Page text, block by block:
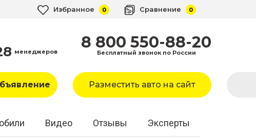
Избранное 0 Сравнение 0
менеджеров 8 800 550-88-20
Бесплатный звонок по России
Разместить авто на сайт
Видео Отзывы Эксперты